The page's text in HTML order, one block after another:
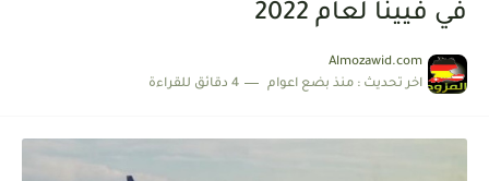
في فيينا لعام 2022
Almozawid.com
اخر تحديث : منذ بضع اعوام 4 دقائق للقراءة